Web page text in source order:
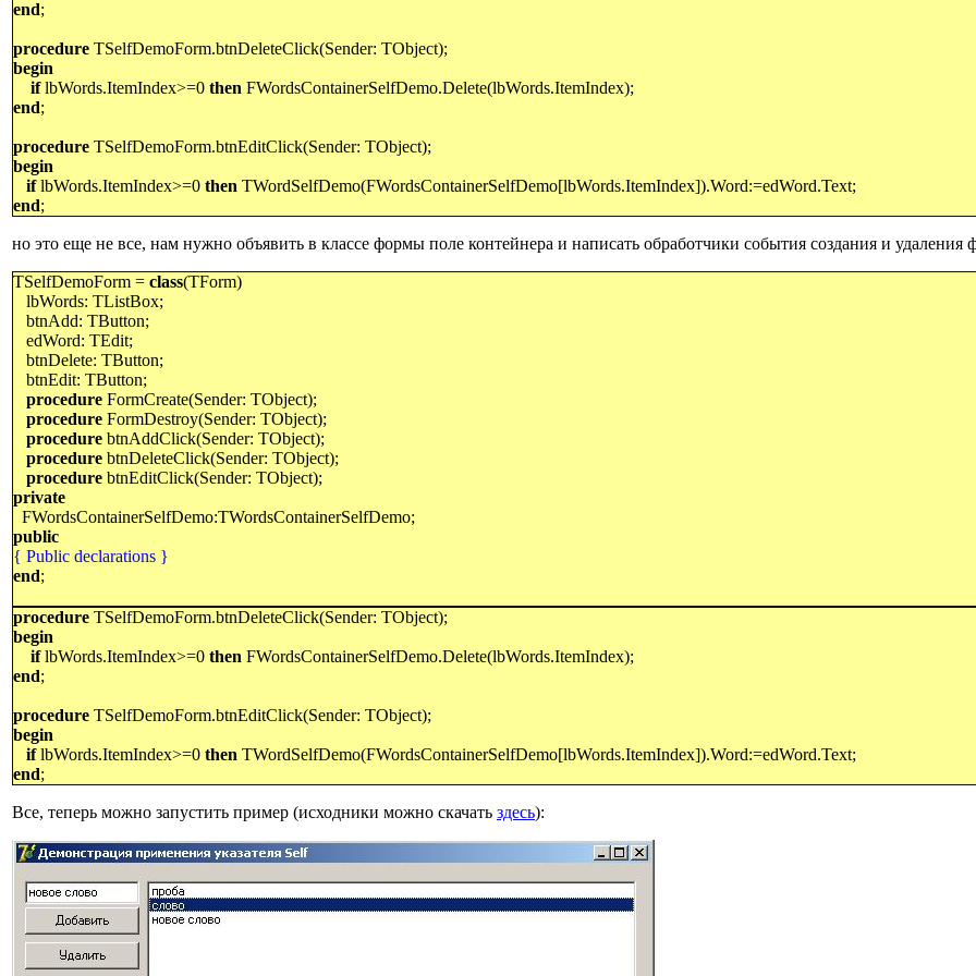
end;
procedure TSelfDemoForm.btnDeleteClick(Sender: TObject);
begin
iflbWords.ItemIndex>=0 then FWordsContainerSelfDemo.Delete(lbWords.ItemIndex);
end;
procedure TSelfDemoForm.btnEditClick(Sender: TObject);
begin
iflbWords.ItemIndex>=0 then TWordSelfDemo(FWordsContainerSelfDemo[lbWords.ItemIndex]).Word:=edWord.Text;
end;
но это еще не все, нам нужно объявить в классе формы поле контейнера и написать обработчики события создания и удаления
TSelfDemoForm = class(TForm)
lbWords: TListBox;
btnAdd: TButton;
edWord: TEdit;
btnDelete: TButton;
btnEdit: TButton;
procedure FormCreate(Sender: TObject);
procedure FormDestroy(Sender: TObject);
procedure btnAddClick(Sender: TObject);
procedure btnDeleteClick(Sender: TObject);
procedure btnEditClick(Sender: TObject);
private
FWordsContainerSelfDemo:TWordsContainerSelfDemo;
public
{ Public declarations }
end;
procedure TSelfDemoForm.btnDeleteClick(Sender: TObject);
begin
iflbWords.ItemIndex>=0 then FWordsContainerSelfDemo.Delete(lbWords.ItemIndex);
end;
procedure TSelfDemoForm.btnEditClick(Sender: TObject);
begin
iflbWords.ItemIndex>=0 then TWordSelfDemo(FWordsContainerSelfDemo[lbWords.ItemIndex]).Word:=edWord.Text;
end;
Все, теперь можно запустить пример (исходники можно скачать здесь):